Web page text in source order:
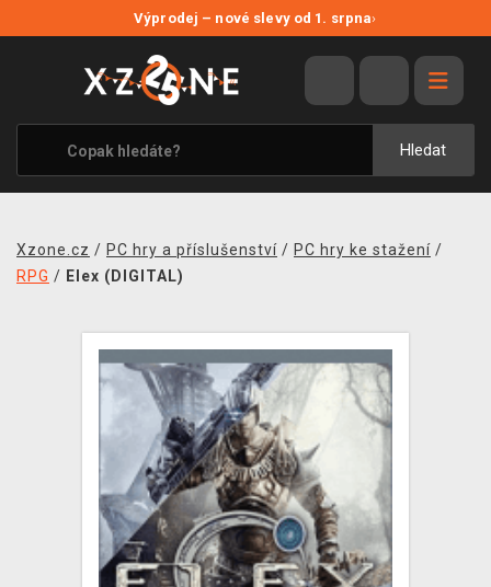
Výprodej – nové slevy od 1. srpna›
Hledat
VÝPRODEJ
VIDEOHRY
XZONE ORIGINALS
TÉMATIKY
MERCHANDISE
PRODEJNY
DOPRAVA
XZONE KLUB
Xzone.cz / PC hry a příslušenství / PC hry ke stažení /
RPG / Elex (DIGITAL)